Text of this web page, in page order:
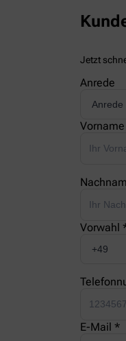
Jetzt
Anrede
Vorwahl
E-Mail *